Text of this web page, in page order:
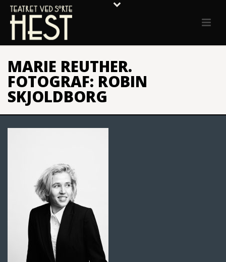
MARIE REUTHER.
FOTOGRAF: ROBIN
SKJOLDBORG